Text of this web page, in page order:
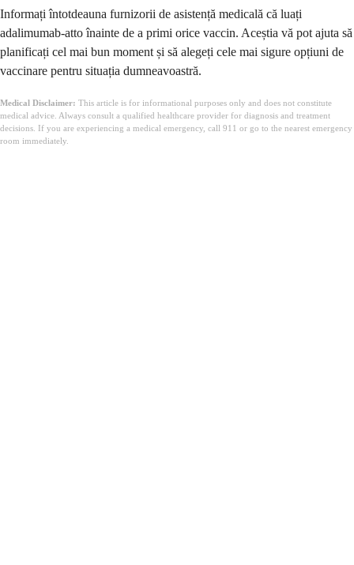
Informați întotdeauna furnizorii de asistență medicală că luați
adalimumab-atto înainte de a primi orice vaccin. Aceștia vă pot ajuta să
planificați cel mai bun moment și să alegeți cele mai sigure opțiuni de
vaccinare pentru situația dumneavoastră.
Medical Disclaimer: This article is for informational purposes only and does not constitute
medical advice. Always consult a qualified healthcare provider for diagnosis and treatment
decisions. If you are experiencing a medical emergency, call 911 or go to the nearest emergency
room immediately.